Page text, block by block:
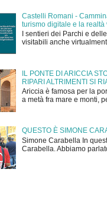
Castelli Romani -
turismo digitale e la
I sentieri dei Parchi e
visitabili anche
IL PONTE DI ARICCIA
RIPARI ALTRIMENTI SI
Ariccia è famosa per la
a metà fra mare e monti,
QUESTO È SIMONE
Simone Carabella In
Carabella. Abbiamo